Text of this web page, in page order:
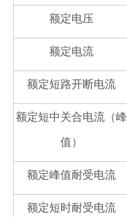
额定电压
额定电流
额定短路开断电流
额定短中关合电流（峰
值）
额定峰值耐受电流
额定短时耐受电流